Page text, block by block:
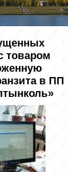
товаром
в ПП